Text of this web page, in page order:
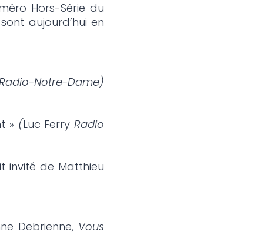
Hors-Série du
aujourd’hui en
Notre-Dame)
» (Luc FerryRadio
invité de Matthieu
Debrienne, Vous